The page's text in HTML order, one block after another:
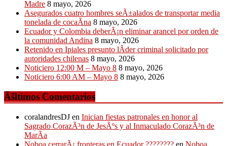
Madre 8 mayo, 2026
Asegurados cuatro hombres seÃ±alados de transportar media
tonelada de cocaÃ­na 8 mayo, 2026
Ecuador y Colombia deberÃ¡n eliminar arancel por orden de
la comunidad Andina 8 mayo, 2026
Retenido en Ipiales presunto lÃ­der criminal solicitado por
autoridades chilenas 8 mayo, 2026
Noticiero 12:00 M – Mayo 8 8 mayo, 2026
Noticiero 6:00 AM – Mayo 8 8 mayo, 2026
Ãšltimos Comentarios
coralandresDJ en Inician fiestas patronales en honor al
Sagrado CorazÃ³n de JesÃºs y al Inmaculado CorazÃ³n de
MarÃ­a